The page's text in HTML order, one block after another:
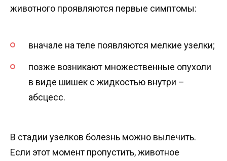
животного проявляются первые симптомы:
вначале на теле появляются мелкие узелки;
позже возникают множественные опухоли
в виде шишек с жидкостью внутри –
абсцесс.
В стадии узелков болезнь можно вылечить.
Если этот момент пропустить, животное